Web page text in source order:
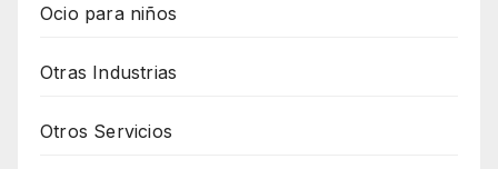
Ocio para niños
Otras Industrias
Otros Servicios